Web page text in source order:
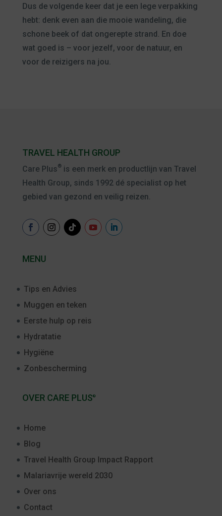
Dus de volgende keer dat je een lege verpakking
hebt: denk even aan die mooie wandeling, die
schone beek of dat ongerepte strand. En doe
wat goed is – voor jezelf, voor de natuur, en
voor de reizigers na jou.
TRAVEL HEALTH GROUP
Care Plus®is een merk en productlijn van Travel
Health Group, sinds 1992 dé specialist op het
gebied van gezond en veilig reizen.
MENU
Tips en Advies
Muggen en teken
Eerste hulp op reis
Hydratatie
Hygiëne
Zonbescherming
OVER CARE PLUS®
Home
Blog
Travel Health Group Impact Rapport
Malariavrije wereld 2030
Over ons
Contact